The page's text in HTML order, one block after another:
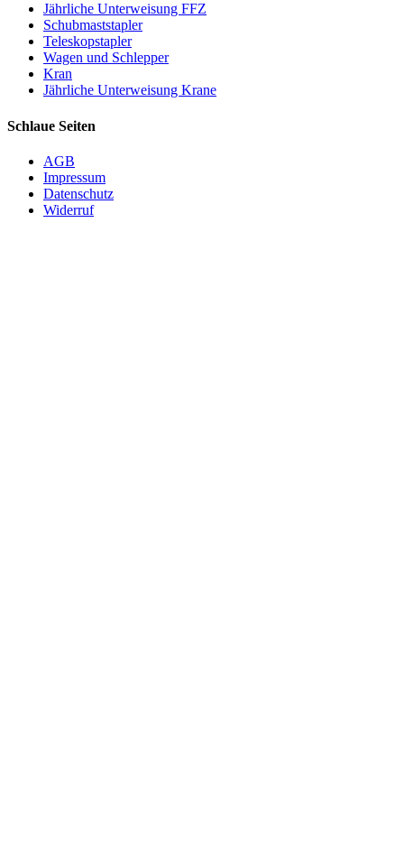
Jährliche Unterweisung FFZ
Schubmaststapler
Teleskopstapler
Wagen und Schlepper
Kran
Jährliche Unterweisung Krane
Schlaue Seiten
AGB
Impressum
Datenschutz
Widerruf